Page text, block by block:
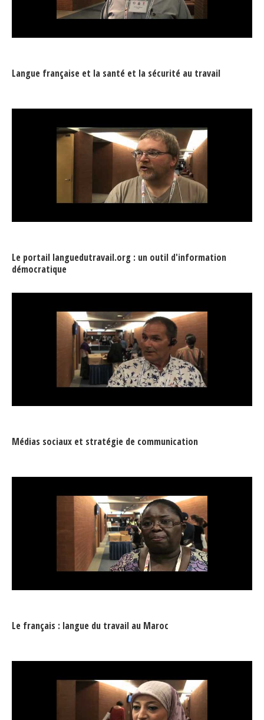
Langue française et la santé et la sécurité au travail
Le portail languedutravail.org : un outil d'information
démocratique
Médias sociaux et stratégie de communication
Le français : langue du travail au Maroc